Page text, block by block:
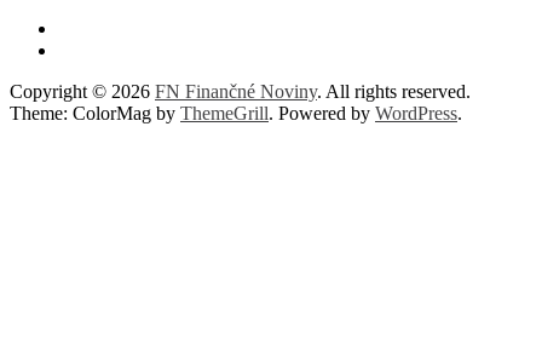
Copyright © 2026 FN Finančné Noviny. All rights reserved.
Theme: ColorMag by ThemeGrill. Powered by WordPress.